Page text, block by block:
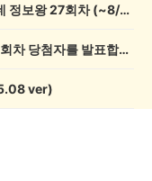
💸 전원 2,000캐시 지급! 우리 동네 정보왕 27회차 (~8/10)
💰[당첨자 발표] 우리 동네 썰전 12회차 당첨자를 발표합니다!
ver)